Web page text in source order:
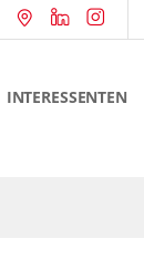
INTERESSENTEN